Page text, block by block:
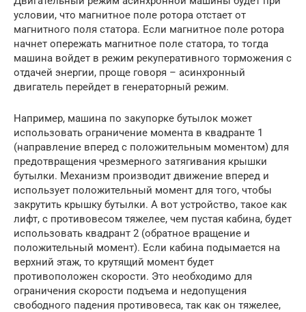
условии, что магнитное поле ротора отстает от
магнитного поля статора. Если магнитное поле ротора
начнет опережать магнитное поле статора, то тогда
машина войдет в режим рекуперативного торможения с
отдачей энергии, проще говоря – асинхронный
двигатель перейдет в генераторный режим.
Например, машина по закупорке бутылок может
использовать ограничение момента в квадранте 1
(направление вперед с положительным моментом) для
предотвращения чрезмерного затягивания крышки
бутылки. Механизм производит движение вперед и
использует положительный момент для того, чтобы
закрутить крышку бутылки. А вот устройство, такое как
лифт, с противовесом тяжелее, чем пустая кабина, будет
использовать квадрант 2 (обратное вращение и
положительный момент). Если кабина подымается на
верхний этаж, то крутящий момент будет
противоположен скорости. Это необходимо для
ограничения скорости подъема и недопущения
свободного падения противовеса, так как он тяжелее,